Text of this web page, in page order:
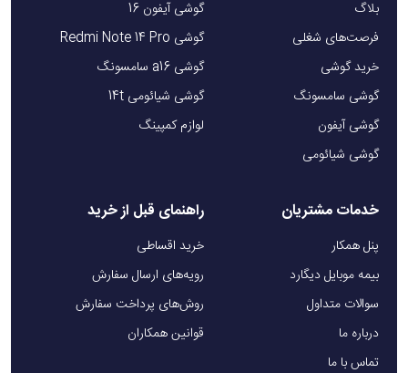
بلاگ
فرصت‌های شغلی
خرید گوشی
گوشی سامسونگ
گوشی آیفون
گوشی شیائومی
گوشی آیفون 16
گوشی Redmi Note 14 Pro
گوشی a16 سامسونگ
گوشی شیائومی 14t
لوازم کمپینگ
خدمات مشتریان
پنل همکار
بیمه موبایل دیگارد
سوالات متداول
درباره ما
تماس با ما
راهنمای قبل از خرید
خرید اقساطی
رویه‌های ارسال سفارش
روش‌های پرداخت سفارش
قوانین همکاران